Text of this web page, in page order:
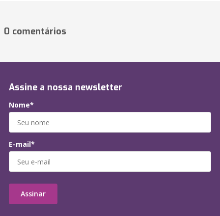
0 comentários
Assine a nossa newsletter
Nome*
E-mail*
Assinar